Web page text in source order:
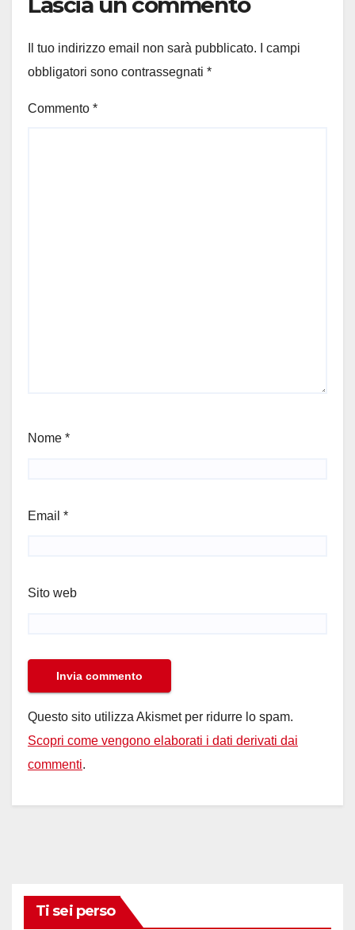
Il tuo indirizzo email non sarà pubblicato.
I campi
obbligatori sono contrassegnati *
Commento *
Nome *
Email *
Sito web
Questo sito utilizza Akismet per ridurre lo spam.
Scopri come vengono elaborati i dati derivati dai
commenti.
Ti sei perso